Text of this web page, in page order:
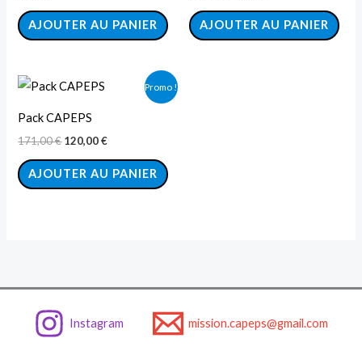
AJOUTER AU PANIER AJOUTER AU PANIER
Promo !
Pack CAPEPS
171,00€
Le
prix
était :
171,00 €.
120,00€120,00 €.
AJOUTER AU PANIER
Instagram mission.capeps@gmail.com